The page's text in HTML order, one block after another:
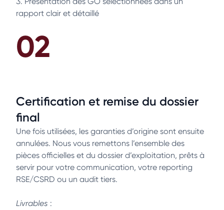
rapport clair et détaillé
02
Certification et remise du dossier
final
Une fois utilisées, les garanties d’origine sont ensuite
annulées. Nous vous remettons l’ensemble des
pièces officielles et du dossier d’exploitation, prêts à
servir pour votre communication, votre reporting
RSE/CSRD ou un audit tiers.
Livrables :